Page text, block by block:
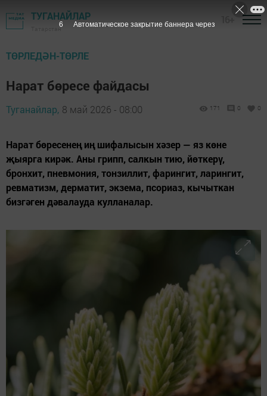
ТУГАНАЙЛАР
Татарстан
ТӨРЛЕДӘН-ТӨРЛЕ
Нарат бөресе файдасы
Туганайлар, 8 май 2026 - 08:00 171 0 0
Нарат бөресенең иң шифалысын хәзер — яз көне
җыярга кирәк. Аны грипп, салкын тию, йөткерү,
бронхит, пневмония, тонзиллит, фарингит, ларингит,
ревматизм, дерматит, экзема, псориаз, кычыткан
бизгәген дәвалауда кулланалар.
3 Автоматическое закрытие баннера через